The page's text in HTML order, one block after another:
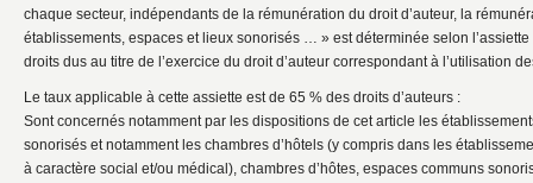
chaque secteur, indépendants de la rémunération du droit d’auteur, la
établissements, espaces et lieux sonorisés … » est déterminée selon
droits dus au titre de l’exercice du droit d’auteur correspondant à l’utilisation
Le taux applicable à cette assiette est de 65 % des droits d’auteurs :
Sont concernés notamment par les dispositions de cet article les
sonorisés et notamment les chambres d’hôtels (y compris dans les
à caractère social et/ou médical), chambres d’hôtes, espaces communs